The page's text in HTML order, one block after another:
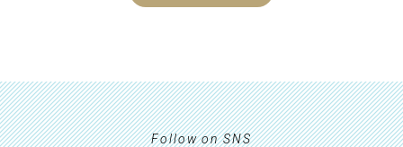
Follow on SNS